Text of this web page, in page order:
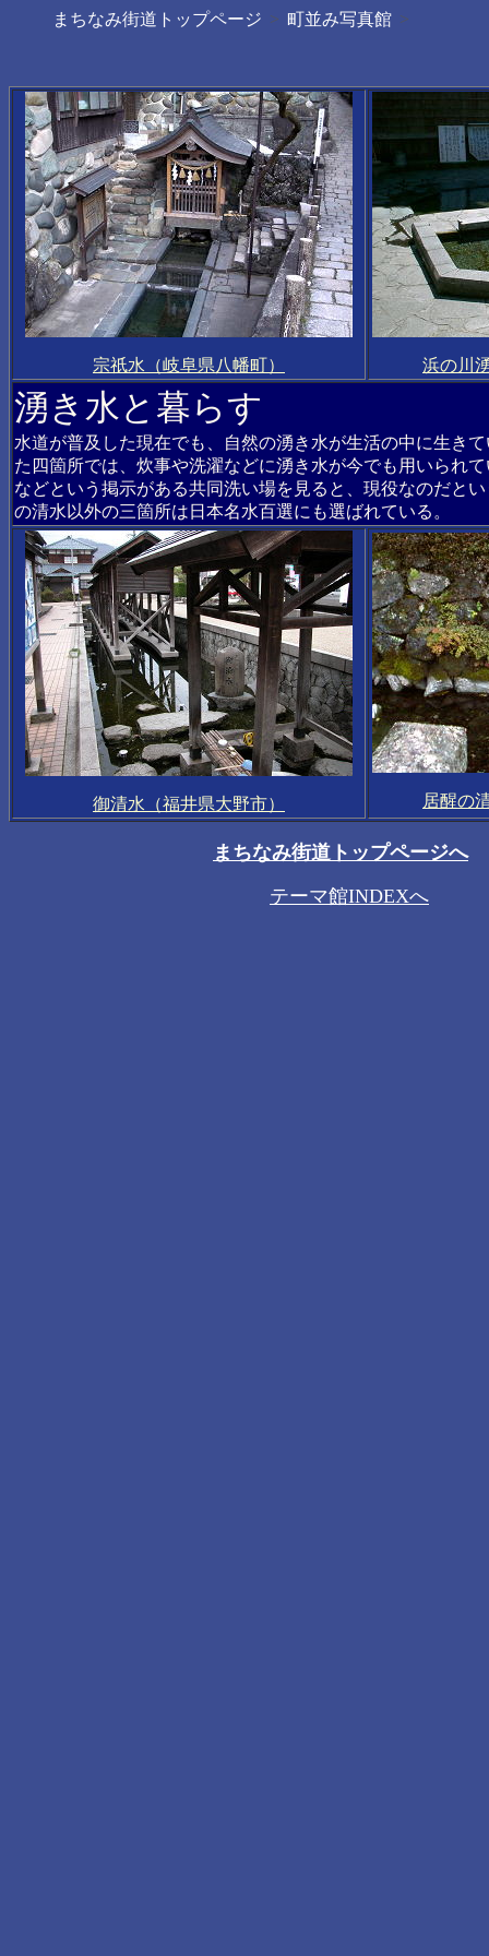
まちなみ街道トップページ 町並み写真館
宗祇水（岐阜県八幡町） 浜の川
湧き水と暮らす
水道が普及した現在でも、自然の湧き水が生活の中に生き
た四箇所では、炊事や洗濯などに湧き水が今でも用いられ
などという掲示がある共同洗い場を見ると、現役なのだと
の清水以外の三箇所は日本名水百選にも選ばれている。
御清水（福井県大野市） 居醒の
まちなみ街道トップページへ
テーマ館INDEXへ